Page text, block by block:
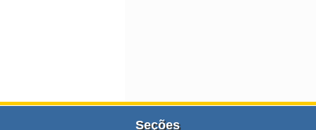
Seções